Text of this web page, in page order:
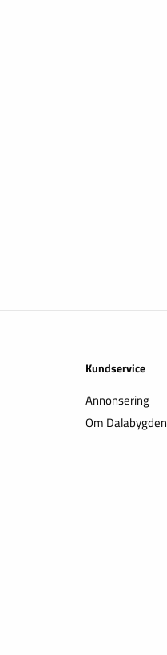
Kundservice
Annonsering
Om Dalabygden